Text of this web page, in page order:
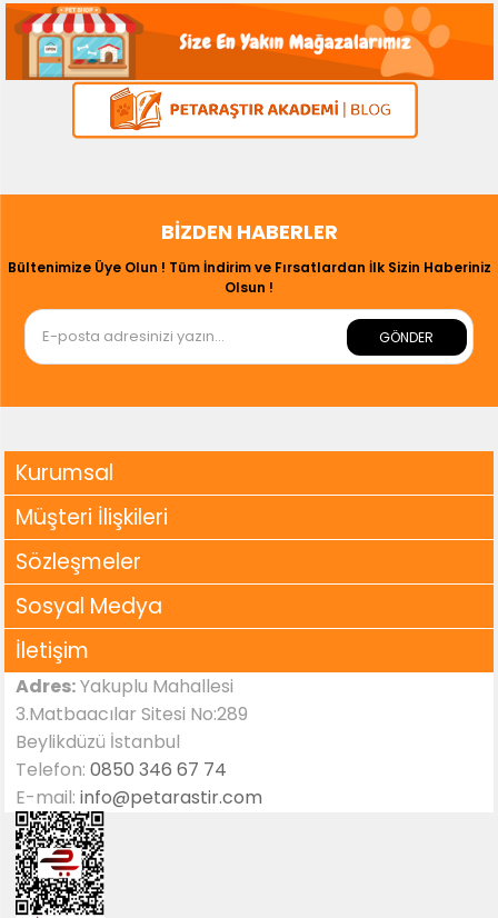
BIZDEN HABERLER
Bültenimize Üye Olun ! Tüm İndirim ve Fırsatlardan İlk Sizin Haberiniz
Olsun !
GÖNDER
Kurumsal
Müşteri İlişkileri
Sözleşmeler
Sosyal Medya
İletişim
Adres:Yakuplu Mahallesi
3.Matbaacılar Sitesi No:289
Beylikdüzü İstanbul
Telefon:0850 346 67 74
E-mail:info@petarastir.com